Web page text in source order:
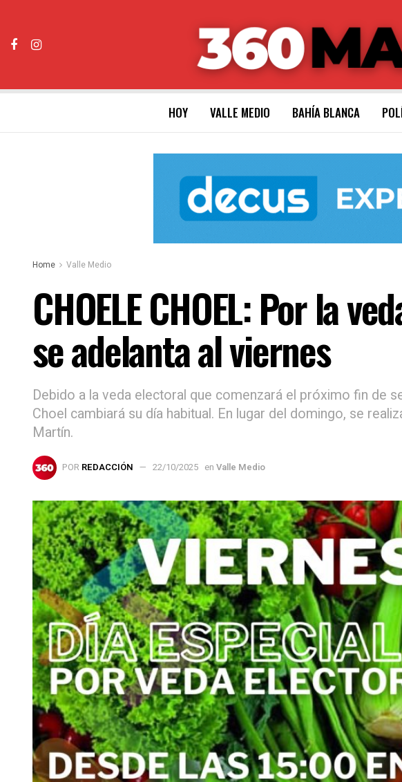
HOY VALLE MEDIO BAHÍA BLANCA
Home Valle Medio
CHOELE CHOEL: Por la
se adelanta al viernes
Debido a la veda electoral que comenzará el próximo fin de
Choel cambiará su día habitual. En lugar del domingo, se
Martín.
POR REDACCIÓN 22/10/2025 en Valle Medio